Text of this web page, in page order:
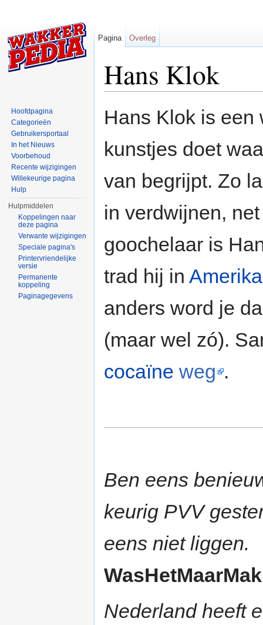
Hans Klok
Hans Klok is een
kunstjes doet
van begrijpt. Zo
in verdwijnen,
goochelaar is
trad hij in Amerika
anders word je
(maar wel zó).
cocaïne weg .
Ben eens
keurig PVV
eens niet liggen.
Nederland heeft
Pagina Overleg
Hoofdpagina
Categorieën
Gebruikersportaal
In het Nieuws
Voorbehoud
Recente wijzigingen
Willekeurige pagina
Hulp
Hulpmiddelen
Koppelingen naar
deze pagina
Verwante wijzigingen
Speciale pagina's
Printervriendelijke
versie
Permanente
koppeling
Paginagegevens